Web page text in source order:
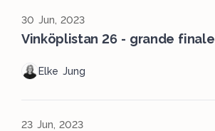
30 Jun, 2023
Vinköplistan 26 - grande finale
Elke Jung
23 Jun, 2023